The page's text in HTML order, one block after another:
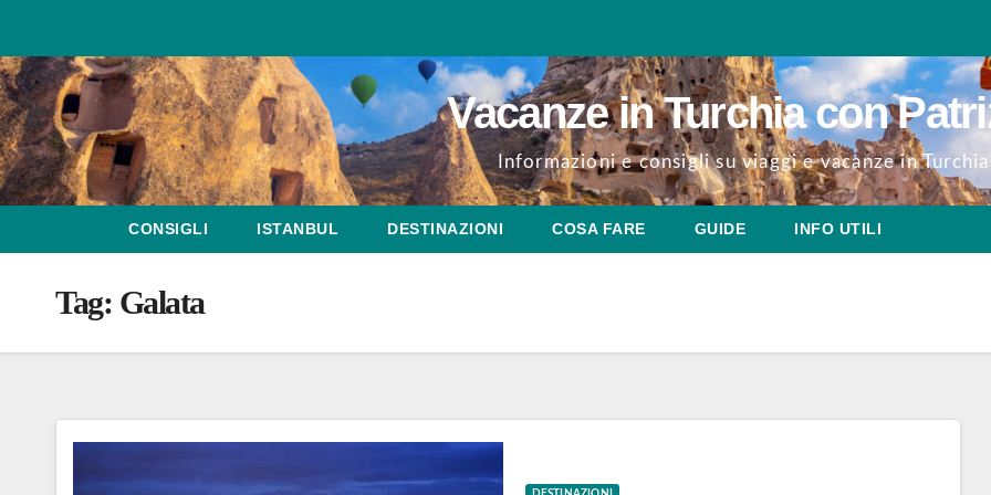
contenuto
Vacanze in Turchia con
Informazioni e consigli su viaggi e vacanze in Turchia
CONSIGLI ISTANBUL DESTINAZIONI COSA FARE GUIDE INFO UTILI
Tag: Galata